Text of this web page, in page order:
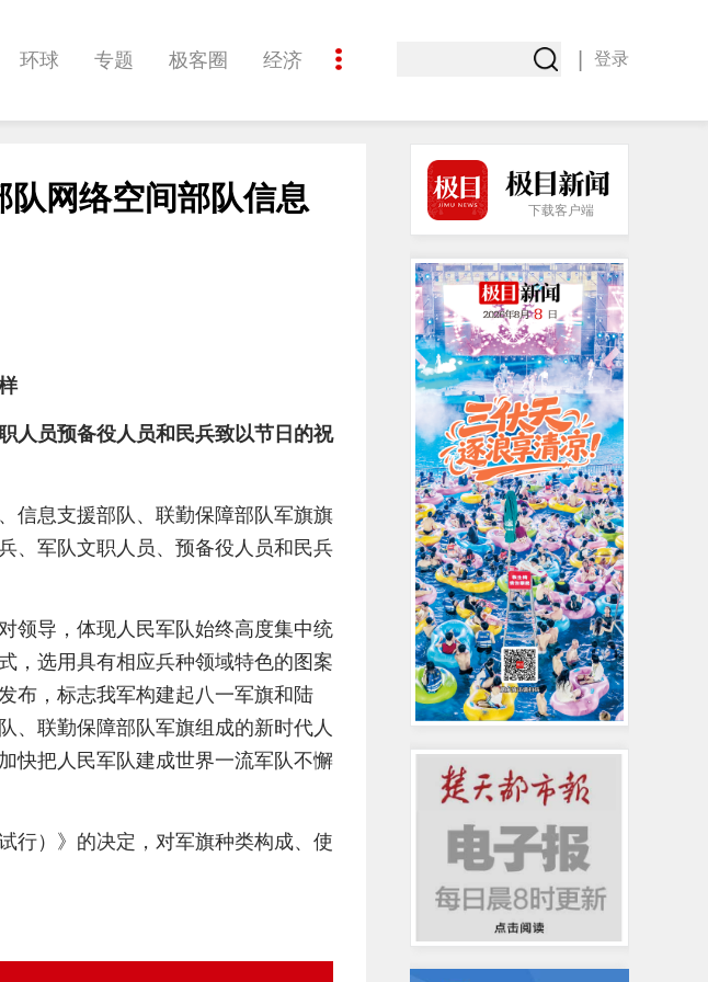
环球 专题 极客圈 经济
职教院 酒道
登录
网络空间部队信息
人员预备役人员和民兵致以节日的祝
信息支援部队、联勤保障部队军旗旗
、军队文职人员、预备役人员和民兵
领导，体现人民军队始终高度集中统
，选用具有相应兵种领域特色的图案
布，标志我军构建起八一军旗和陆
、联勤保障部队军旗组成的新时代人
快把人民军队建成世界一流军队不懈
行）》的决定，对军旗种类构成、使
下载客户端